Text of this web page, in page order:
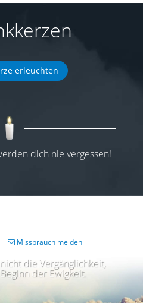
erleuchten
dich nie vergessen!
die Vergänglichkeit,
der Ewigkeit.
Missbrauch melden